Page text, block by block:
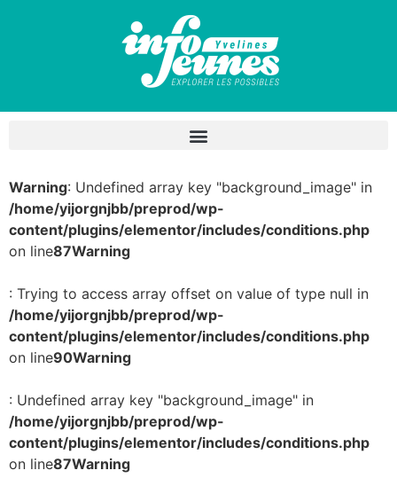
Warning: Undefined array key "background_image" in
/home/yijorgnjbb/preprod/wp-
content/plugins/elementor/includes/conditions.php
on line87Warning
: Trying to access array offset on value of type null in
/home/yijorgnjbb/preprod/wp-
content/plugins/elementor/includes/conditions.php
on line90Warning
: Undefined array key "background_image" in
/home/yijorgnjbb/preprod/wp-
content/plugins/elementor/includes/conditions.php
on line87Warning